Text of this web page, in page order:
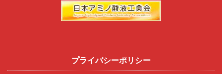
プライバシーポリシー